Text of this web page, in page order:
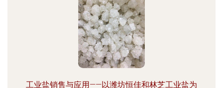
工业盐销售与应用——以潍坊恒佳和林芝工业盐为